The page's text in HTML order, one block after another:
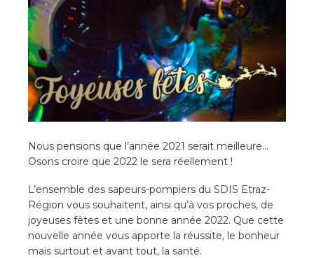
Nous pensions que l’année 2021 serait meilleure…
Osons croire que 2022 le sera réellement !
L’ensemble des sapeurs-pompiers du SDIS Etraz-
Région vous souhaitent, ainsi qu’à vos proches, de
joyeuses fêtes et une bonne année 2022. Que cette
nouvelle année vous apporte la réussite, le bonheur
mais surtout et avant tout, la santé.